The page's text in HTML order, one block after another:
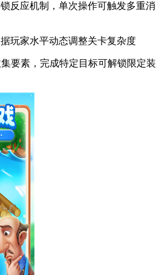
反应机制，单次操作可触发多重消
玩家水平动态调整关卡复杂度
要素，完成特定目标可解锁限定装